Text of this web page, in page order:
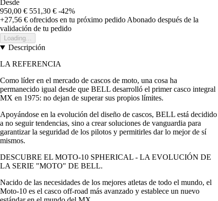
Desde
950,00 € 551,30 € -42%
+27,56 € ofrecidos en tu próximo pedido Abonado después de la
validación de tu pedido
Loading...
Descripción
LA REFERENCIA
Como líder en el mercado de cascos de moto, una cosa ha
permanecido igual desde que BELL desarrolló el primer casco integral
MX en 1975: no dejan de superar sus propios límites.
Apoyándose en la evolución del diseño de cascos, BELL está decidido
a no seguir tendencias, sino a crear soluciones de vanguardia para
garantizar la seguridad de los pilotos y permitirles dar lo mejor de sí
mismos.
DESCUBRE EL MOTO-10 SPHERICAL - LA EVOLUCIÓN DE
LA SERIE "MOTO" DE BELL.
Nacido de las necesidades de los mejores atletas de todo el mundo, el
Moto-10 es el casco off-road más avanzado y establece un nuevo